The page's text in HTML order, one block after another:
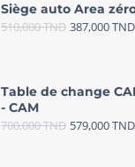
Siège auto Area
510,000TND 387,000TND
Table de change
- CAM
700,000TND 579,000TND